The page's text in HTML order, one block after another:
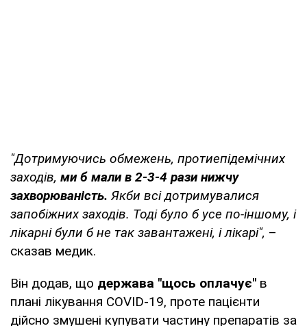
"Дотримуючись обмежень, протиепідемічних
заходів, ми б мали в 2-3-4 рази нижчу
захворюваність. Якби всі дотримувалися
запобіжних заходів. Тоді було б усе по-іншому, і
лікарні були б не так завантажені, і лікарі", –
сказав медик.
Він додав, що держава "щось оплачує" в
плані лікування COVID-19, проте пацієнти
дійсно змушені купувати частину препаратів за